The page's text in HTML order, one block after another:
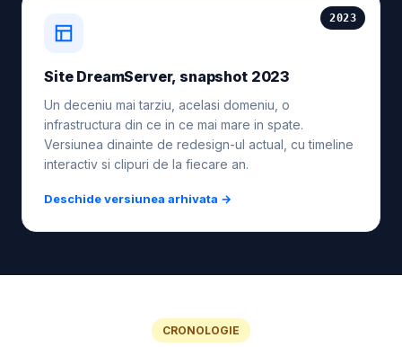
2023
Site DreamServer, snapshot 2023
Un deceniu mai tarziu, acelasi domeniu, o
infrastructura din ce in ce mai mare in spate.
Versiunea dinainte de redesign-ul actual, cu timeline
interactiv si clipuri de la fiecare an.
Deschide versiunea arhivata →
CRONOLOGIE